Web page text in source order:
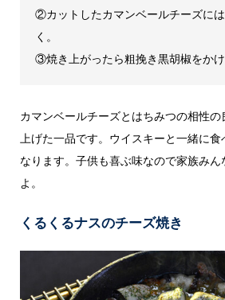
②カットしたカマンベールチーズに
く。
③焼き上がったら粗挽き黒胡椒をかけ
カマンベールチーズとはちみつの相性の
上げた一品です。ウイスキーと一緒に
なります。子供も喜ぶ味なので家族み
よ。
くるくるナスのチーズ焼き